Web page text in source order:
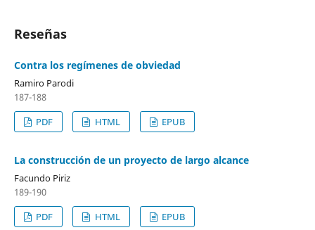
Reseñas
Contra los regímenes de obviedad
Ramiro Parodi
187-188
PDF
HTML EPUB
La construcción de un proyecto de largo alcance
Facundo Piriz
189-190
PDF
HTML EPUB